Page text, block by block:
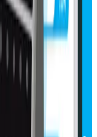
su nombre de
la información
lugar.